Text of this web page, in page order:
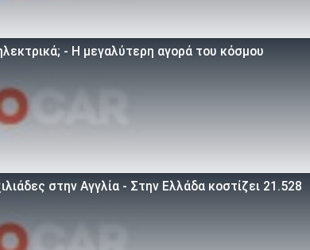
- Η μεγαλύτερη αγορά του κόσμου
στην Αγγλία - Στην Ελλάδα κοστίζει 21.528